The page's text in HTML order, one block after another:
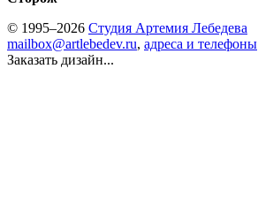
© 1995–2026 Студия Артемия Лебедева
mailbox@artlebedev.ru, адреса и телефоны
Заказать дизайн...